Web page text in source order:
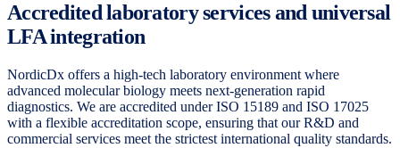
Accredited laboratory services and universal
LFA integration
NordicDx offers a high-tech laboratory environment where
advanced molecular biology meets next-generation rapid
diagnostics. We are accredited under ISO 15189 and ISO 17025
with a flexible accreditation scope, ensuring that our R&D and
commercial services meet the strictest international quality standards.